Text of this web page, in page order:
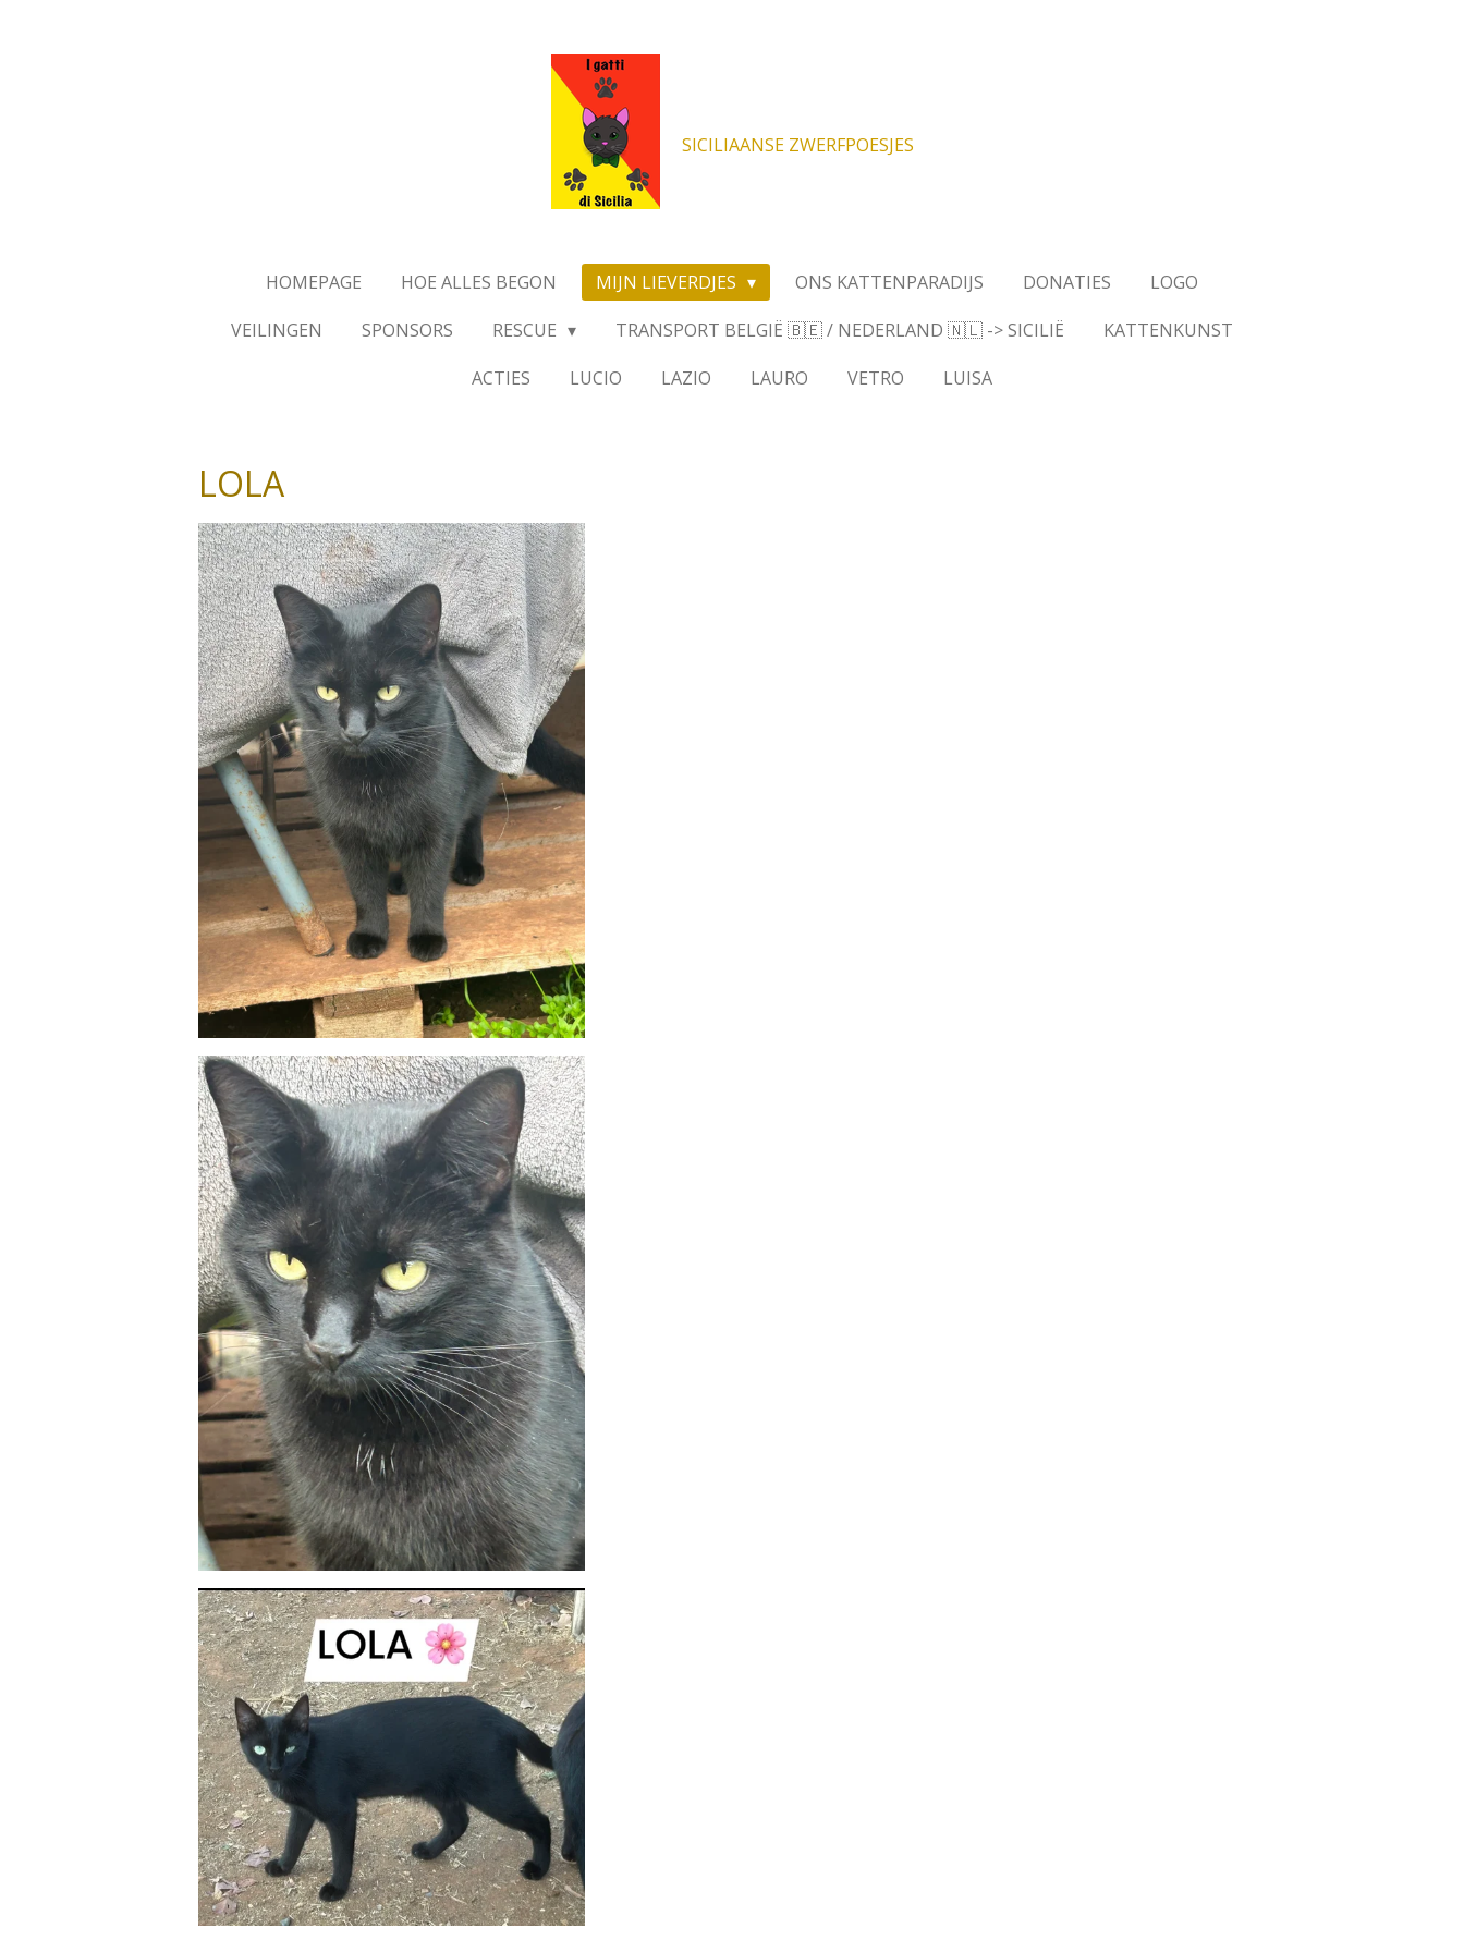
SICILIAANSE ZWERFPOESJES
HOMEPAGE HOE ALLES BEGON MIJN LIEVERDJES ONS KATTENPARADIJS DONATIES
LOGO
VEILINGEN
SPONSORS RESCUE TRANSPORT BELGIË 🇧🇪 / NEDERLAND 🇳🇱 -> SICILIË
KATTENKUNST
ACTIES
LUCIO LAZIO LAURO VETRO LUISA
LOLA